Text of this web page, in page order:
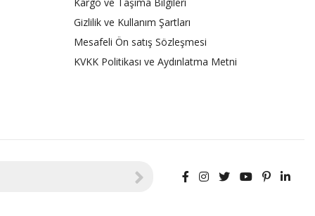
Gizlilik ve Kullanım Şartları
Mesafeli Ön satış Sözleşmesi
KVKK Politikası ve Aydınlatma Metni